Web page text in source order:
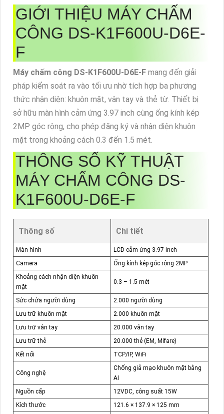
GIỚI THIỆU MÁY CHẤM
CÔNG DS-K1F600U-D6E-
F
Máy chấm công DS-K1F600U-D6E-F mang đến giải
pháp kiểm soát ra vào tối ưu nhờ tích hợp ba phương
thức nhận diện: khuôn mặt, vân tay và thẻ từ. Thiết bị
sở hữu màn hình cảm ứng 3.97 inch cùng ống kính kép
2MP góc rộng, cho phép đăng ký và nhận diện khuôn
mặt trong khoảng cách 0.3 đến 1.5 mét.
THÔNG SỐ KỸ THUẬT
MÁY CHẤM CÔNG DS-
K1F600U-D6E-F
Thông số Chi tiết
Màn hình
LCD cảm ứng 3.97 inch
Camera
Ống kính kép góc rộng 2MP
Khoảng cách nhận diện khuôn
mặt
0.3 – 1.5 mét
Sức chứa người dùng
2.000 người dùng
Lưu trữ khuôn mặt
2.000 khuôn mặt
Lưu trữ vân tay
20.000 vân tay
Lưu trữ thẻ
20.000 thẻ (EM, Mifare)
Kết nối
TCP/IP, WiFi
Công nghệ
Chống giả mạo khuôn mặt bằng
AI
Nguồn cấp
12VDC, công suất 15W
Kích thước
121.6 × 137.9 × 125 mm